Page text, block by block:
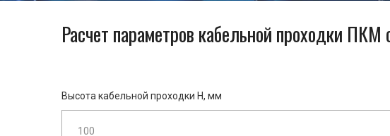
Расчет параметров кабельной проходки
Высота кабельной проходки H, мм